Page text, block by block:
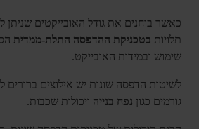
כאשר בוחנים את גודל האובייקטים שניתן
תלויות בטכניקת ההדפסה התלת-ממדית
שימוש ובמידות האובייקט.
לשיטות הדפסה שונות יש אילוצים ברורים
גורמים כגון נפח בנייה ויכולות שכבות.